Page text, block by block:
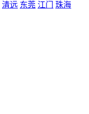
清远 东莞 江门 珠海